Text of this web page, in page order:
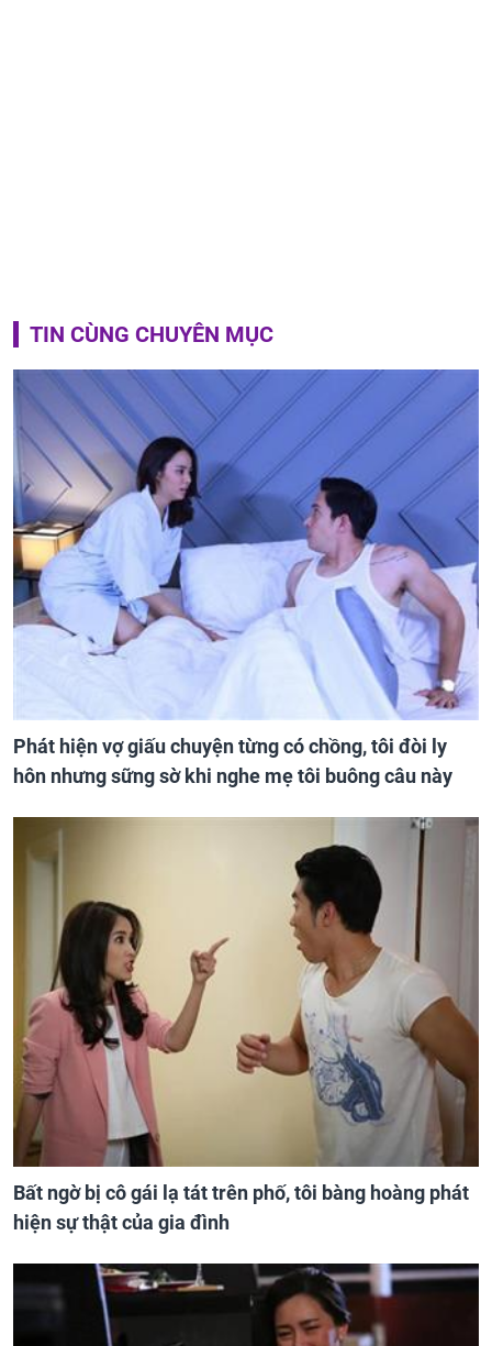
TIN CÙNG CHUYÊN MỤC
Phát hiện vợ giấu chuyện từng có chồng, tôi đòi ly
hôn nhưng sững sờ khi nghe mẹ tôi buông câu này
Bất ngờ bị cô gái lạ tát trên phố, tôi bàng hoàng phát
hiện sự thật của gia đình